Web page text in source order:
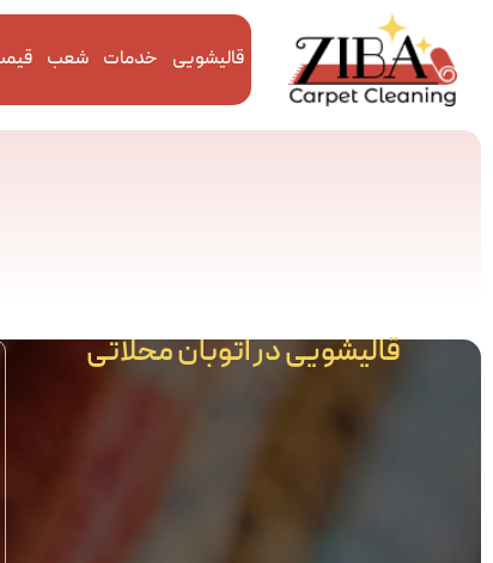
قالیشویی خدمات شعب
قالیشویی در اتوبان محلاتی